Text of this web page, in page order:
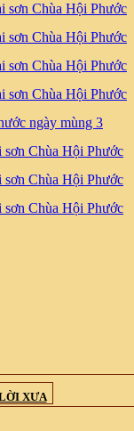
sơn Chùa Hội Phước
sơn Chùa Hội Phước
sơn Chùa Hội Phước
sơn Chùa Hội Phước
ngày mùng 3
Chùa Hội Phước
Chùa Hội Phước
Chùa Hội Phước
XƯA